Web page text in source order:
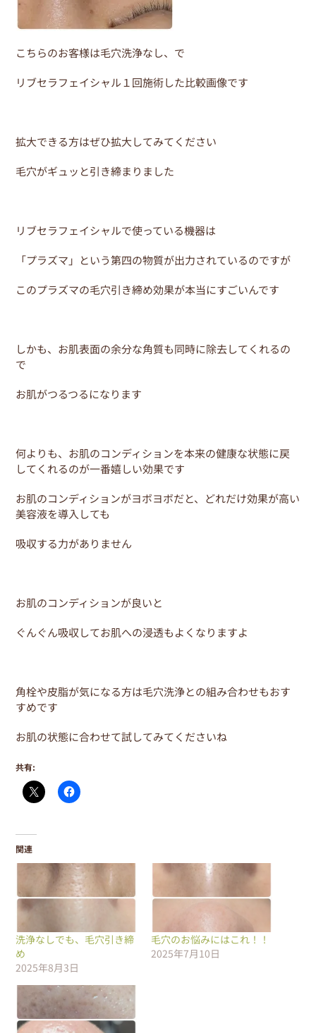
こちらのお客様は毛穴洗浄なし、で
リブセラフェイシャル１回施術した比較画像です
拡大できる方はぜひ拡大してみてください
毛穴がギュッと引き締まりました
リブセラフェイシャルで使っている機器は
「プラズマ」という第四の物質が出力されているのですが
このプラズマの毛穴引き締め効果が本当にすごいんです
しかも、お肌表面の余分な角質も同時に除去してくれるの
で
お肌がつるつるになります
何よりも、お肌のコンディションを本来の健康な状態に戻
してくれるのが一番嬉しい効果です
お肌のコンディションがヨボヨボだと、どれだけ効果が高い
美容液を導入しても
吸収する力がありません
お肌のコンディションが良いと
ぐんぐん吸収してお肌への浸透もよくなりますよ
角栓や皮脂が気になる方は毛穴洗浄との組み合わせもおす
すめです
お肌の状態に合わせて試してみてくださいね
共有:
関連
洗浄なしでも、毛穴引き締
め
2025年8月3日
毛穴のお悩みにはこれ！！
2025年7月10日